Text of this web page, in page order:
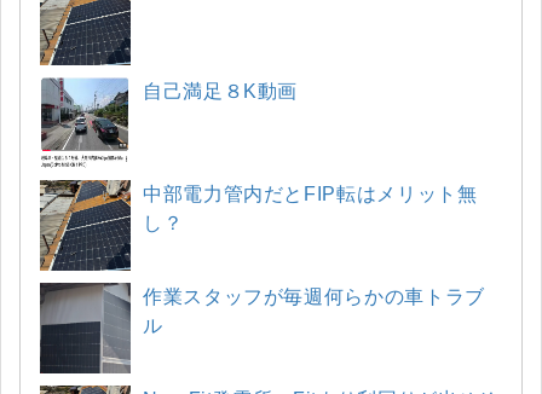
自己満足８K動画
中部電力管内だとFIP転はメリット無
し？
作業スタッフが毎週何らかの車トラブ
ル